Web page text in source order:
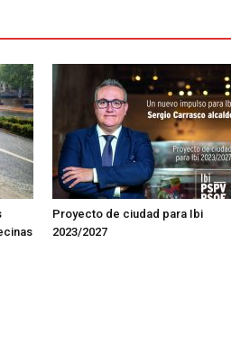
Proyecto de ciudad para Ibi
2023/2027